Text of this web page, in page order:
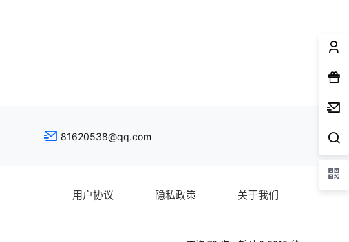
81620538@qq.com
用户协议 隐私政策 关于我们